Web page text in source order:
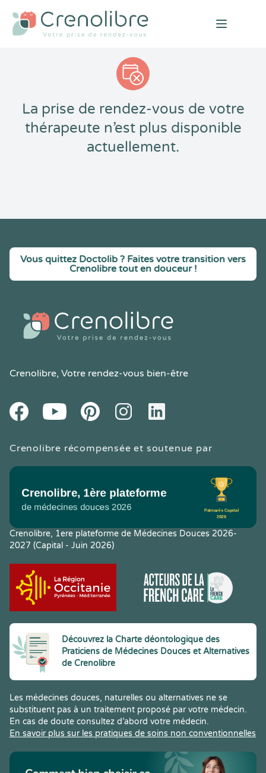
Open
La prise de rendez-vous de votre
thérapeute n’est plus disponible
actuellement.
Vous quittez Doctolib ? Faites votre transition vers
Crenolibre tout en douceur !
Crenolibre, Votre rendez-vous bien-être
FacebookYoutube PinteresetInstagramLinkedIn
Crenolibre récompensée et soutenue par
Crenolibre, 1ere plateforme de Médecines Douces 2026-
2027 (Capital - Juin 2026)
Découvrez la Charte déontologique des
Praticiens de Médecines Douces et Alternatives
de Crenolibre
Les médecines douces, naturelles ou alternatives ne se
substituent pas à un traitement proposé par votre médecin.
En cas de doute consultez d’abord votre médecin.
En savoir plus sur les pratiques de soins non conventionnelles